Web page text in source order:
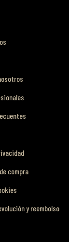
compra
y reembolso